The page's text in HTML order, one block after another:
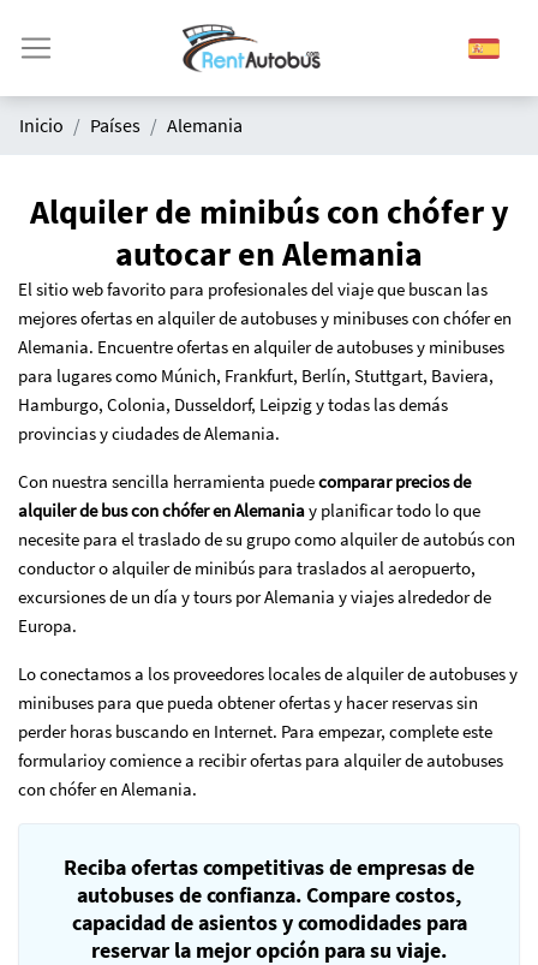
Inicio Países Alemania
Alquiler de minibús con chófer y
autocar en Alemania
El sitio web favorito para profesionales del viaje que buscan las
mejores ofertas en alquiler de autobuses y minibuses con chófer en
Alemania. Encuentre ofertas en alquiler de autobuses y minibuses
para lugares como Múnich, Frankfurt, Berlín, Stuttgart, Baviera,
Hamburgo, Colonia, Dusseldorf, Leipzig y todas las demás
provincias y ciudades de Alemania.
Con nuestra sencilla herramienta puedecomparar precios de
alquiler de bus con chófer en Alemaniay planificar todo lo que
necesite para el traslado de su grupo como alquiler de autobús con
conductor o alquiler de minibús para traslados al aeropuerto,
excursiones de un día y tours por Alemania y viajes alrededor de
Europa.
Lo conectamos a los proveedores locales de alquiler de autobuses y
minibuses para que pueda obtener ofertas y hacer reservas sin
perder horas buscando en Internet. Para empezar, complete este
formularioy comience a recibir ofertas para alquiler de autobuses
con chófer en Alemania.
Reciba ofertas competitivas de empresas de
autobuses de confianza. Compare costos,
capacidad de asientos y comodidades para
reservar la mejor opción para su viaje.